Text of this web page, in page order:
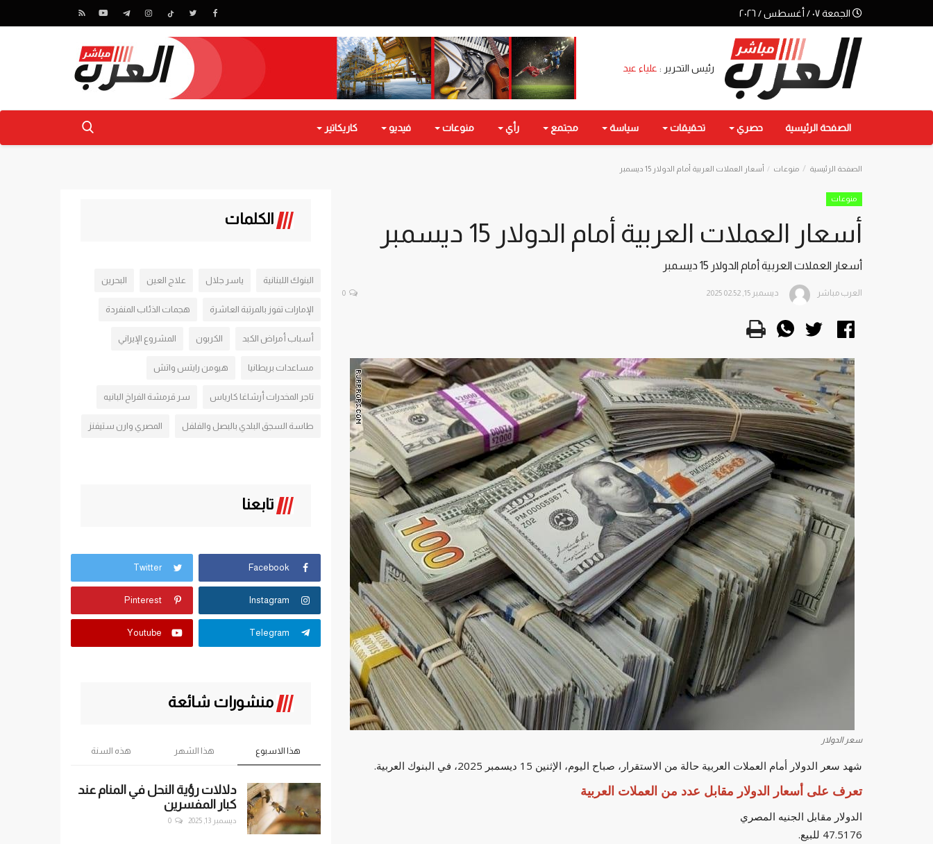
الجمعة ٠٧ / أغسطس / ٢٠٢٦
رئيس التحرير : علياء عيد
الصفحة الرئيسية حصري تحقيقات سياسة مجتمع رأي منوعات فيديو كاريكاتير
الصفحة الرئيسية منوعات أسعار العملات العربية أمام الدولار 15 ديسمبر
منوعات
أسعار العملات العربية أمام الدولار 15 ديسمبر
أسعار العملات العربية أمام الدولار 15 ديسمبر
العرب مباشر ديسمبر 15, 2025 02:52 0
سعر الدولار
شهد سعر الدولار أمام العملات العربية حالة من الاستقرار، صباح اليوم، الإثنين 15 ديسمبر 2025، في البنوك العربية.
تعرف على أسعار الدولار مقابل عدد من العملات العربية
الدولار مقابل الجنيه المصري
47.5176 للبيع.
الكلمات
البنوك اللبنانية ياسر جلال علاج العين البحرين
الإمارات تفوز بالمرتبة العاشرة هجمات الذئاب المنفردة
أسباب أمراض الكبد الكربون المشروع الإيراني
مساعدات بريطانيا هيومن رايتس واتش
تاجر المخدرات أرشاغا كارياس سر قرمشة الفراخ البانيه
طاسة السجق البلدي بالبصل والفلفل المصري وارن ستيفنز
تابعنا
Facebook
Twitter
Instagram
Pinterest
Telegram
Youtube
منشورات شائعة
هذا الاسبوع هذا الشهر هذه السنة
دلالات رؤية النحل في المنام عند
كبار المفسرين
ديسمبر 13, 2025 0